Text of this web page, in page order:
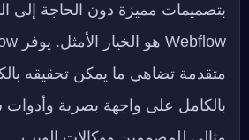
بتصميمات مميزة دون الحاجة إلى
متقدمة تضاهي ما يمكن تحقيقه
بالكامل على واجهة بصرية